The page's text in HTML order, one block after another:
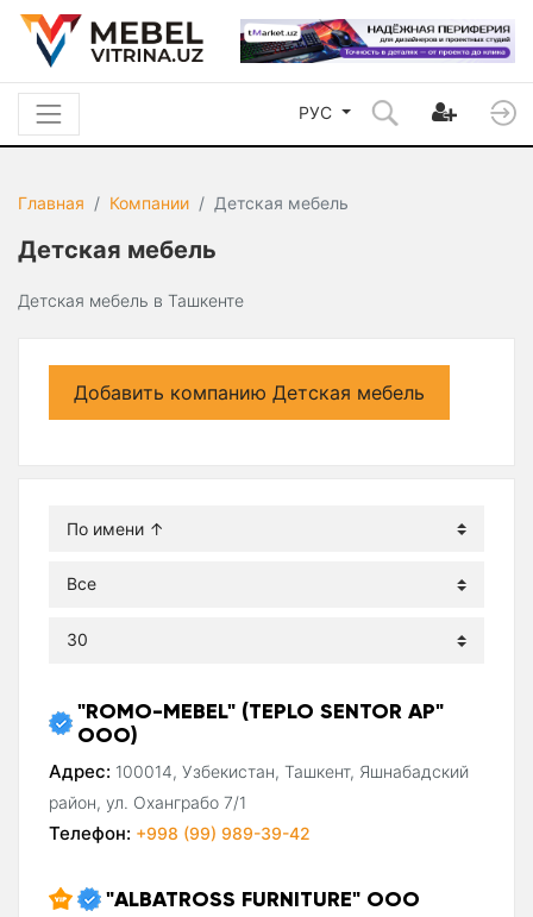
РУС
Главная Компании Детская мебель
Детская мебель
Детская мебель в Ташкенте
Добавить компанию Детская мебель
"ROMO-MEBEL" (TEPLO SENTOR AP"
ООО)
Адрес: 100014, Узбекистан, Ташкент, Яшнабадский
район, ул. Оханграбо 7/1
Телефон: +998 (99) 989-39-42
"ALBATROSS FURNITURE" ООО